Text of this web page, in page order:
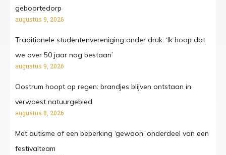
geboortedorp
augustus 9, 2026
Traditionele studentenvereniging onder druk: ‘Ik hoop dat
we over 50 jaar nog bestaan’
augustus 9, 2026
Oostrum hoopt op regen: brandjes blijven ontstaan in
verwoest natuurgebied
augustus 8, 2026
Met autisme of een beperking ‘gewoon’ onderdeel van een
festivalteam